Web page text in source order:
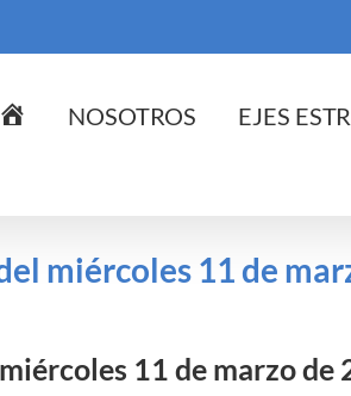
InicioNOSOTROS EJES
miércoles 11 de
11 de marzo de